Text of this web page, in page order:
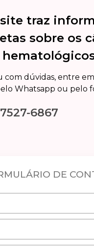
traz
sobre os
com dúvidas, entre
Whatsapp ou pelo
7527-6867
DE